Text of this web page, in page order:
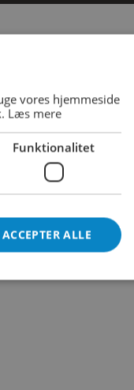
vores hjemmeside
Læs mere
Funktionalitet
ACCEPTER ALLE